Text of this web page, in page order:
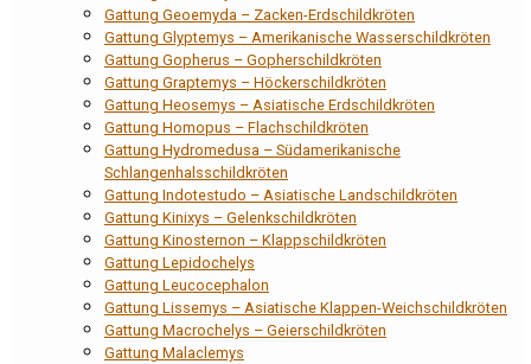
Gattung Geoemyda – Zacken-Erdschildkröten
Gattung Glyptemys – Amerikanische Wasserschildkröten
Gattung Gopherus – Gopherschildkröten
Gattung Graptemys – Höckerschildkröten
Gattung Heosemys – Asiatische Erdschildkröten
Gattung Homopus – Flachschildkröten
Gattung Hydromedusa – Südamerikanische
Schlangenhalsschildkröten
Gattung Indotestudo – Asiatische Landschildkröten
Gattung Kinixys – Gelenkschildkröten
Gattung Kinosternon – Klappschildkröten
Gattung Lepidochelys
Gattung Leucocephalon
Gattung Lissemys – Asiatische Klappen-Weichschildkröten
Gattung Macrochelys – Geierschildkröten
Gattung Malaclemys